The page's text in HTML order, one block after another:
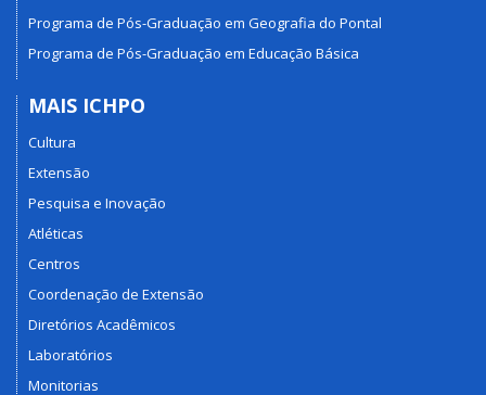
Programa de Pós-Graduação em Geografia do Pontal
Programa de Pós-Graduação em Educação Básica
MAIS ICHPO
Cultura
Extensão
Pesquisa e Inovação
Atléticas
Centros
Coordenação de Extensão
Diretórios Acadêmicos
Laboratórios
Monitorias